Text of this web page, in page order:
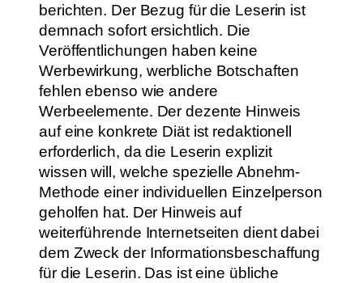
berichten. Der Bezug für die Leserin ist
demnach sofort ersichtlich. Die
Veröffentlichungen haben keine
Werbewirkung, werbliche Botschaften
fehlen ebenso wie andere
Werbeelemente. Der dezente Hinweis
auf eine konkrete Diät ist redaktionell
erforderlich, da die Leserin explizit
wissen will, welche spezielle Abnehm-
Methode einer individuellen Einzelperson
geholfen hat. Der Hinweis auf
weiterführende Internetseiten dient dabei
dem Zweck der Informationsbeschaffung
für die Leserin. Das ist eine übliche